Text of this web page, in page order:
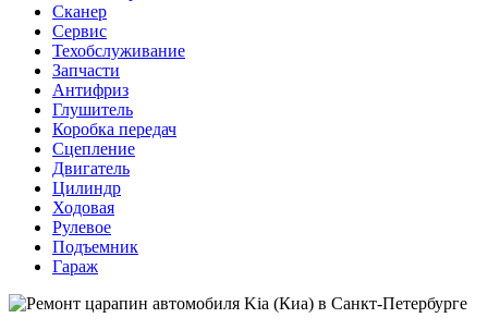
Сканер
Сервис
Техобслуживание
Запчасти
Антифриз
Глушитель
Коробка передач
Сцепление
Двигатель
Цилиндр
Ходовая
Рулевое
Подъемник
Гараж